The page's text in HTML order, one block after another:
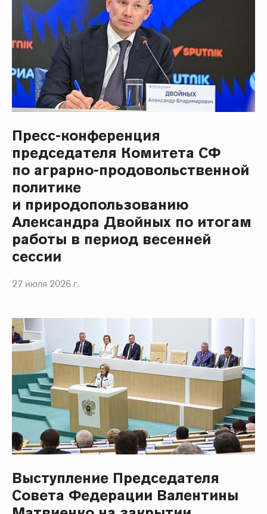
Пресс-конференция
председателя Комитета СФ
по аграрно-продовольственной
политике
и природопользованию
Александра Двойных по итогам
работы в период весенней
сессии
27 июля 2026 г.
Выступление Председателя
Совета Федерации Валентины